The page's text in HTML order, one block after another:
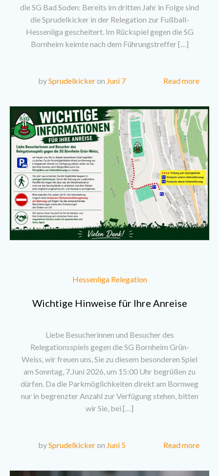
die SG Bad Soden: Bereits im dritten Jahr in Folge sind
die Sprudelkicker in der Relegation zur Fußball-
Hessenliga gescheitert. Im Rückspiel gegen die SG
Bornheim keimte nach dem Führungstreffer […]
bySprudelkickeron Juni 7 Read more
Hessenliga Relegation
Wichtige Hinweise für Ihre Anreise
Liebe Besucherinnen und Besucher des
Relegationsspiels gegen die SG Bornheim Grün-
Weiss, wir freuen uns, Sie zu diesem besonderen Spiel
am Sonntag, 7.Juni 2026, um 15:00 Uhr begrüßen zu
dürfen. Da die Parkmöglichkeiten direkt am Bornweg
nur in begrenzter Anzahl zur Verfügung stehen, bitten
wir Sie, bei […]
bySprudelkickeron Juni 5 Read more